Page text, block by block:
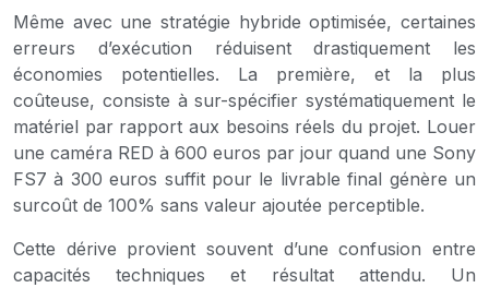
Même avec une stratégie hybride optimisée, certaines
erreurs d’exécution réduisent drastiquement les
économies potentielles. La première, et la plus
coûteuse, consiste à sur-spécifier systématiquement le
matériel par rapport aux besoins réels du projet. Louer
une caméra RED à 600 euros par jour quand une Sony
FS7 à 300 euros suffit pour le livrable final génère un
surcoût de 100% sans valeur ajoutée perceptible.
Cette dérive provient souvent d’une confusion entre
capacités techniques et résultat attendu. Un